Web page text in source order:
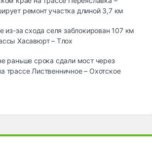
ремонт участка длиной 3,7 км
из-за схода селя заблокирован 107 км
Хасавюрт – Тлох
раньше срока сдали мост через
трассе Лиственничное – Охотское